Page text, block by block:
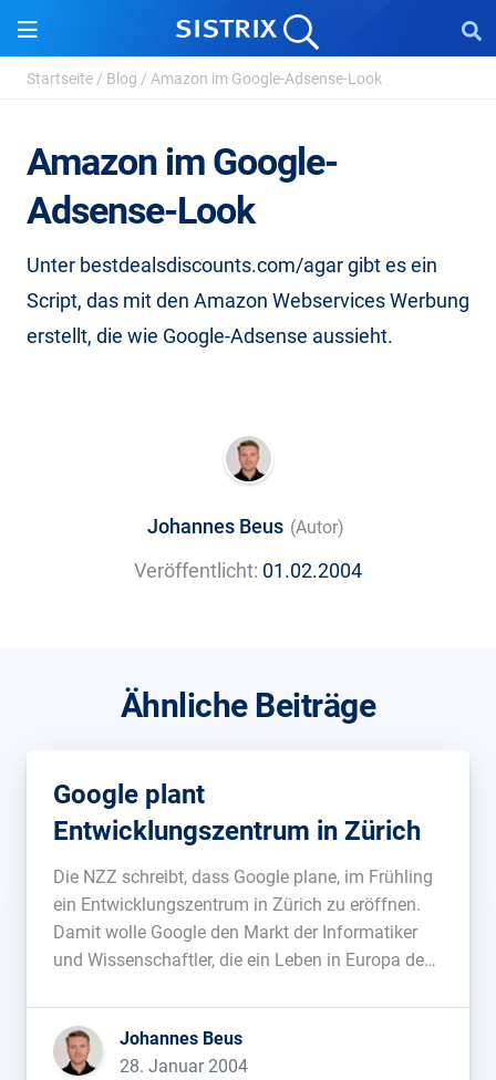
Startseite / Blog / Amazon im Google-Adsense-Look
Amazon im Google-
Adsense-Look
Unter bestdealsdiscounts.com/agar gibt es ein
Script, das mit den Amazon Webservices Werbung
erstellt, die wie Google-Adsense aussieht.
Johannes Beus (Autor)
Veröffentlicht: 01.02.2004
Ähnliche Beiträge
Google plant
Entwicklungszentrum in Zürich
Die NZZ schreibt, dass Google plane, im Frühling
ein Entwicklungszentrum in Zürich zu eröffnen.
Damit wolle Google den Markt der Informatiker
und Wissenschaftler, die ein Leben in Europa dem
Johannes Beus
28. Januar 2004